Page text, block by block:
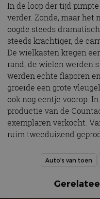
In de loop der tijd
verder. Zonde, maar het
oogde steeds
steeds krachtiger, de
De wielkasten kregen
rand, de wielen werden
werden echte flaporen
groeide een grote
ook nog eentje voorop.
productie van de
exemplaren verkocht.
ruim tweeduizend
Auto's van toen